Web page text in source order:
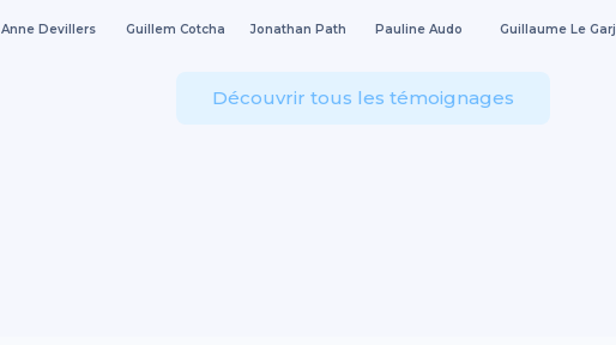
Anne Devillers Guillem Cotcha Jonathan Path Pauline Audo Guillaume Le
Découvrir tous les témoignages